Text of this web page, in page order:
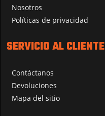
Nosotros
Políticas de privacidad
SERVICIO AL CLIENTE
Contáctanos
Devoluciones
Mapa del sitio